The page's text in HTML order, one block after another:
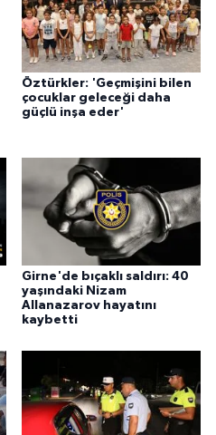
Öztürkler: 'Geçmişini bilen
çocuklar geleceği daha
güçlü inşa eder'
Girne'de bıçaklı saldırı: 40
yaşındaki Nizam
Allanazarov hayatını
kaybetti